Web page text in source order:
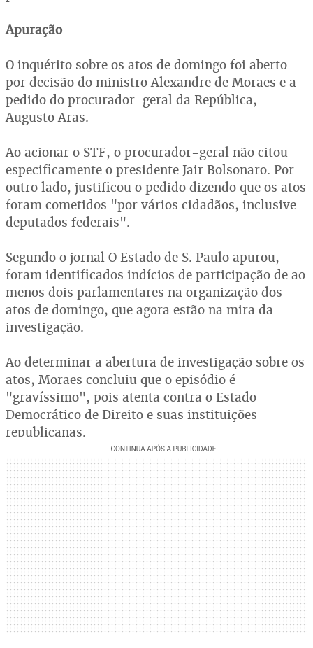
Apuração
O inquérito sobre os atos de domingo foi aberto
por decisão do ministro Alexandre de Moraes e a
pedido do procurador-geral da República,
Augusto Aras.
Ao acionar o STF, o procurador-geral não citou
especificamente o presidente Jair Bolsonaro. Por
outro lado, justificou o pedido dizendo que os atos
foram cometidos "por vários cidadãos, inclusive
deputados federais".
Segundo o jornal O Estado de S. Paulo apurou,
foram identificados indícios de participação de ao
menos dois parlamentares na organização dos
atos de domingo, que agora estão na mira da
investigação.
Ao determinar a abertura de investigação sobre os
atos, Moraes concluiu que o episódio é
"gravíssimo", pois atenta contra o Estado
Democrático de Direito e suas instituições
republicanas.